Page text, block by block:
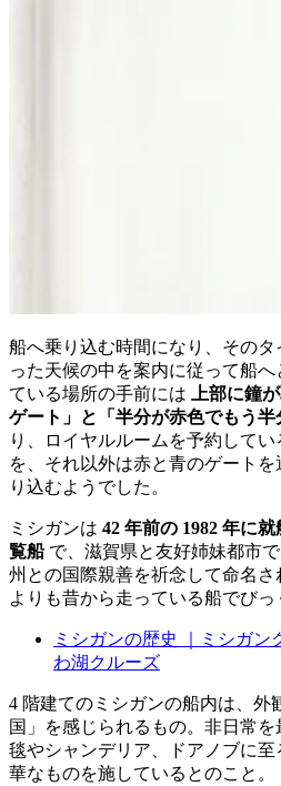
船へ乗り込む時間になり、その
った天候の中を案内に従って船
ている場所の手前には
上部に鐘
ゲート」と「半分が赤色でもう半
り、ロイヤルルームを予約して
を、それ以外は赤と青のゲート
り込むようでした。
ミシガンは 42 年前の 1982 年に
覧船で、滋賀県と友好姉妹都市
州との国際親善を祈念して命名
よりも昔から走っている船でびっ
ミシガンの歴史 ｜ミシガン
わ湖クルーズ
4 階建てのミシガンの船内は、外
国」を感じられるもの。非日常
毯やシャンデリア、ドアノブに
華なものを施しているとのこと。